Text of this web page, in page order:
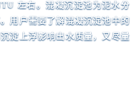
左右。混凝沉淀池为泥水分
用户需要了解混凝沉淀池中的
淀上浮影响出水质量，又尽量